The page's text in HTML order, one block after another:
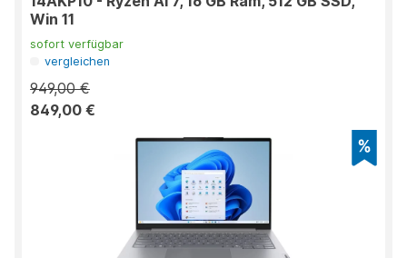
Win 11
sofort verfügbar
vergleichen
949,00 €
849,00 €